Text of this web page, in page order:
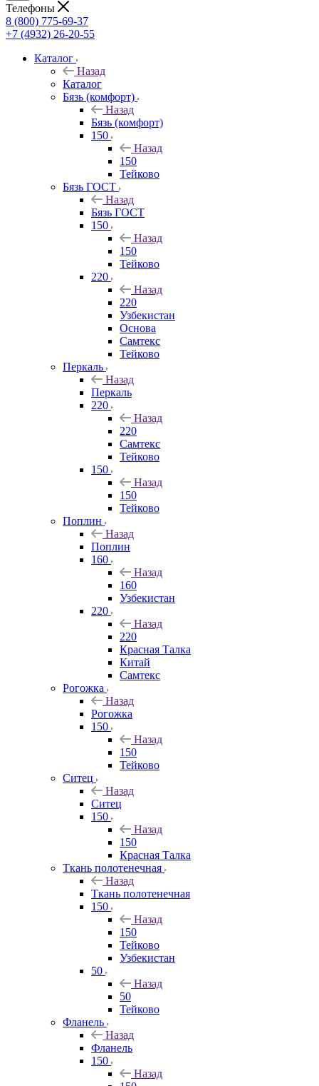
Телефоны
8 (800) 775-69-37
+7 (4932) 26-20-55
Каталог
Назад
Каталог
Бязь (комфорт)
Назад
Бязь (комфорт)
150
Назад
150
Тейково
Бязь ГОСТ
Назад
Бязь ГОСТ
150
Назад
150
Тейково
220
Назад
220
Узбекистан
Основа
Самтекс
Тейково
Перкаль
Назад
Перкаль
220
Назад
220
Самтекс
Тейково
150
Назад
150
Тейково
Поплин
Назад
Поплин
160
Назад
160
Узбекистан
220
Назад
220
Красная Талка
Китай
Самтекс
Рогожка
Назад
Рогожка
150
Назад
150
Тейково
Ситец
Назад
Ситец
150
Назад
150
Красная Талка
Ткань полотенечная
Назад
Ткань полотенечная
150
Назад
150
Тейково
Узбекистан
50
Назад
50
Тейково
Фланель
Назад
Фланель
150
Назад